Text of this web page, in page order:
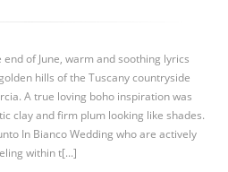
of June, warm and soothing lyrics
hills of the Tuscany countryside
A true loving boho inspiration was
clay and firm plum looking like shades.
In Bianco Wedding who are actively
within t[...]